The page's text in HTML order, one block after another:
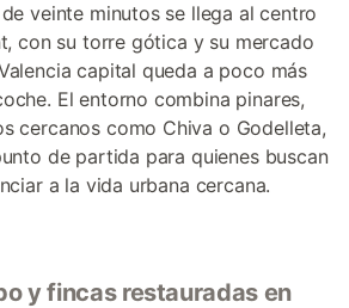
veinte minutos se llega al centro
con su torre gótica y su mercado
capital queda a poco más
El entorno combina pinares,
cercanos como Chiva o Godelleta,
de partida para quienes buscan
a la vida urbana cercana.
y fincas restauradas en